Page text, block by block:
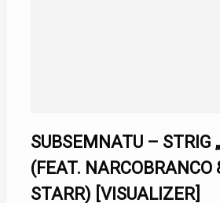
SUBSEMNATU – STRIG
(FEAT. NARCOBRANCO
STARR) [VISUALIZER]